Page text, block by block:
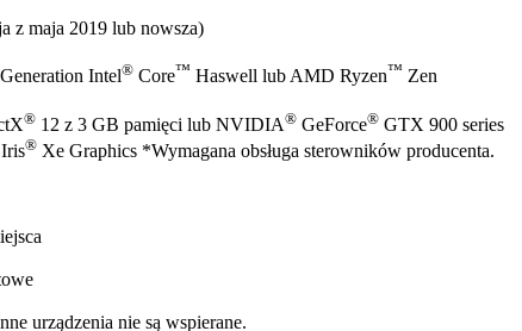
z maja 2019 lub nowsza)
Intel® Core™ Haswell lub AMD Ryzen™ Zen
® 12 z 3 GB pamięci lub NVIDIA® GeForce® GTX 900 series
Iris® Xe Graphics *Wymagana obsługa sterowników producenta.
urządzenia nie są wspierane.